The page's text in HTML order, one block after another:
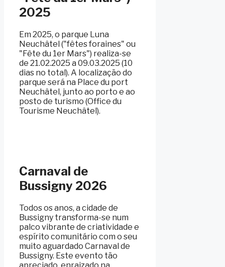
2025
Em 2025, o parque Luna
Neuchâtel ("fêtes foraines" ou
"Fête du 1er Mars") realiza-se
de 21.02.2025 a 09.03.2025 (10
dias no total). A localização do
parque será na Place du port
Neuchâtel, junto ao porto e ao
posto de turismo (Office du
Tourisme Neuchâtel).
Carnaval de
Bussigny 2026
Todos os anos, a cidade de
Bussigny transforma-se num
palco vibrante de criatividade e
espírito comunitário com o seu
muito aguardado Carnaval de
Bussigny. Este evento tão